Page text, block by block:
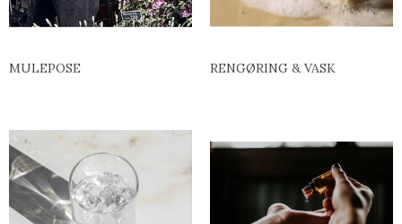
MULEPOSE RENGØRING & VASK